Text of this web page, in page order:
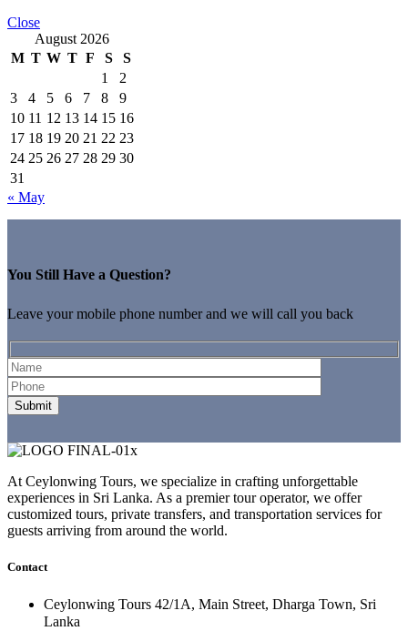
Close
August 2026
M T W T F S
S
1
2
3
4 5 6 7 8
9
10 11 12 13 14 15 16
17 18 19 20 21 22 23
24 25 26 27 28 29 30
31
« May
You Still Have a Question?
Leave your mobile phone number and we will call you back
At Ceylonwing Tours, we specialize in crafting unforgettable
experiences in Sri Lanka. As a premier tour operator, we offer
customized tours, private transfers, and transportation services for
guests arriving from around the world.
Contact
Ceylonwing Tours 42/1A, Main Street, Dharga Town, Sri
Lanka